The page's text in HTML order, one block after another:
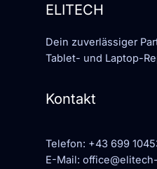
ELITECH
Dein zuverlässiger
Tablet- und Laptop-
Kontakt
Telefon: +43 699
E-Mail: